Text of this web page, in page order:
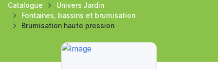
Catalogue
Univers Jardin
Fontaines, bassins et brumisation
Brumisation haute pression